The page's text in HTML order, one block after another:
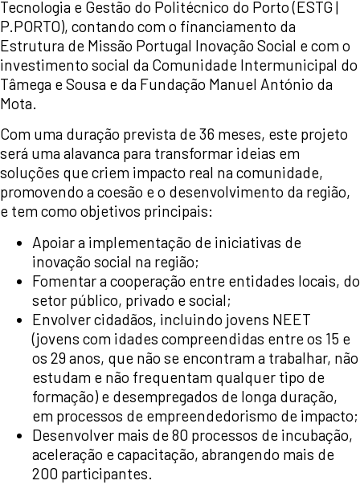
Tecnologia e Gestão do Politécnico do Porto (ESTG |
P.PORTO), contando com o financiamento da
Estrutura de Missão Portugal Inovação Social e com o
investimento social da Comunidade Intermunicipal do
Tâmega e Sousa e da Fundação Manuel António da
Mota.
Com uma duração prevista de 36 meses, este projeto
será uma alavanca para transformar ideias em
soluções que criem impacto real na comunidade,
promovendo a coesão e o desenvolvimento da região,
e tem como objetivos principais:
Apoiar a implementação de iniciativas de
inovação social na região;
Fomentar a cooperação entre entidades locais, do
setor público, privado e social;
Envolver cidadãos, incluindo jovens NEET
(jovens com idades compreendidas entre os 15 e
os 29 anos, que não se encontram a trabalhar, não
estudam e não frequentam qualquer tipo de
formação) e desempregados de longa duração,
em processos de empreendedorismo de impacto;
Desenvolver mais de 80 processos de incubação,
aceleração e capacitação, abrangendo mais de
200 participantes.